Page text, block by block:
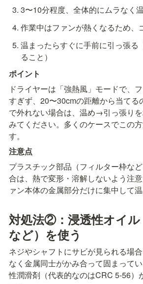
3〜10分程度、全体的にムラなく
作業中はファンが熱くなるため、
温まったらすぐに手前に引っ張る
ること）
ポイント
ドライヤーは「強熱風」モードで、
すぎず、20〜30cmの距離から当てる
で外れない場合は、温め→引っ張り
みてください。多くのケースでこの
す。
注意点
プラスチック部品（フィルター枠な
合は、熱で変形・溶解しないよう注
ァン本体の金属部分だけに集中して温
対処法②：浸透性オイル
など）を使う
ネジやシャフトにサビが見られる場
なく金属同士がかみ合って固まって
性潤滑剤（代表的なのはCRC 5-56）